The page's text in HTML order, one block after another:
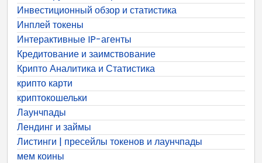
Инвестиционный обзор и статистика
Инплей токены
Интерактивные IP-агенты
Кредитование и заимствование
Крипто Аналитика и Статистика
крипто карти
криптокошельки
Лаунчпады
Лендинг и займы
Листинги | пресейлы токенов и лаунчпады
мем коины